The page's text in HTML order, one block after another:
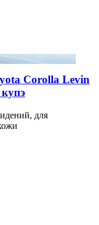
Corolla Levin
для